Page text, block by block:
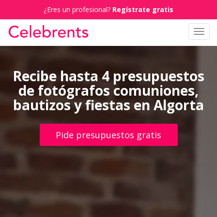
¿Eres un profesional? Regístrate gratis
Recibe hasta 4 presupuestos
de fotógrafos comuniones,
bautizos y fiestas en Algorta
Pide presupuestos gratis